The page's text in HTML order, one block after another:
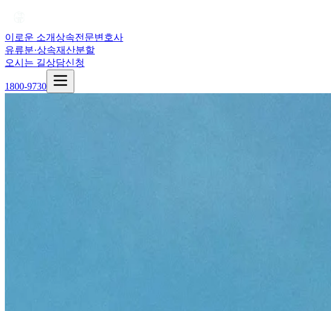
이로운 소개상속전문변호사
유류분·상속재산분할
오시는 길상담신청
1800-9730